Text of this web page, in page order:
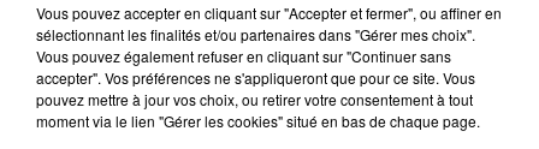
Vous pouvez accepter en cliquant sur "Accepter et fermer", ou affiner en
sélectionnant les finalités et/ou partenaires dans "Gérer mes choix".
Vous pouvez également refuser en cliquant sur "Continuer sans
accepter". Vos préférences ne s'appliqueront que pour ce site. Vous
pouvez mettre à jour vos choix, ou retirer votre consentement à tout
moment via le lien "Gérer les cookies" situé en bas de chaque page.